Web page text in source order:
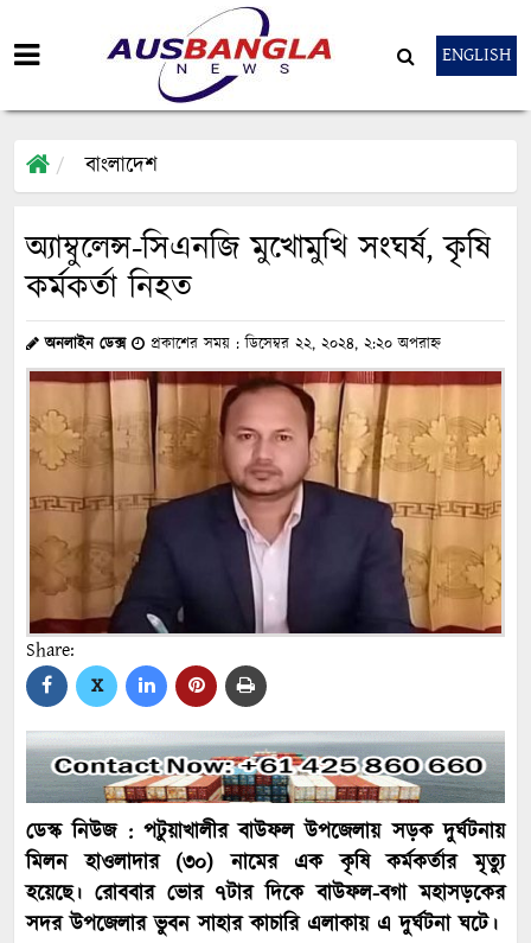
ENGLISH
বাংলাদেশ
অ্যাম্বুলেন্স-সিএনজি মুখোমুখি সংঘর্ষ, কৃষি
কর্মকর্তা নিহত
অনলাইন ডেক্স প্রকাশের সময় : ডিসেম্বর ২২, ২০২৪, ২:২০ অপরাহ্ন
Share:
X
ডেস্ক নিউজ : পটুয়াখালীর বাউফল উপজেলায় সড়ক দুর্ঘটনায়
মিলন হাওলাদার (৩০) নামের এক কৃষি কর্মকর্তার মৃত্যু
হয়েছে। রোববার ভোর ৭টার দিকে বাউফল-বগা মহাসড়কের
সদর উপজেলার ভুবন সাহার কাচারি এলাকায় এ দুর্ঘটনা ঘটে।